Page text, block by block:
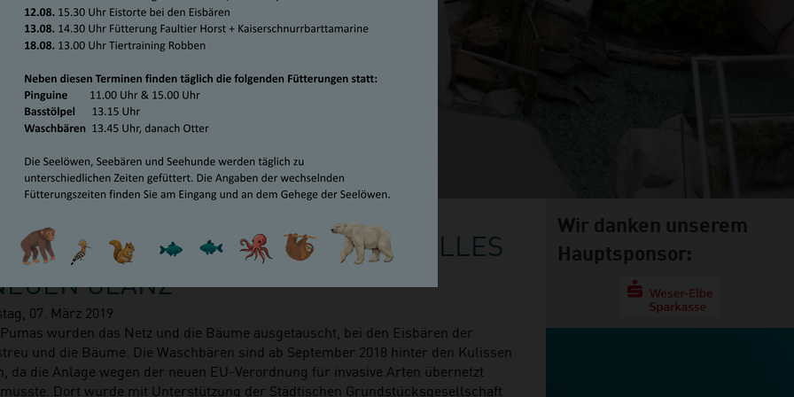
PUMA & CO. ERSTRAHLT ALLES
GLANZ
07. März 2019
wurden das Netz und die Bäume ausgetauscht, bei den Eisbären der
und die Bäume. Die Waschbären sind ab September 2018 hinter den Kulissen
da die Anlage wegen der neuen EU-Verordnung für invasive Arten übernetzt
Dort wurde mit Unterstützung der Städtischen Grundstücksgesellschaft
Wir danken unserem
Hauptsponsor: